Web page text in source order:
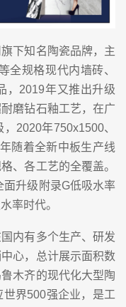
下知名陶瓷品牌，主
全规格现代内墙砖、
，2019年又推出升级
磨钻石釉工艺，在广
2020年750x1500、
随着全新中板生产线
、各工艺的全覆盖。
升级附录G低吸水率
率时代。
内有多个生产、研发
心，总计展示面积数
木齐的现代化大型陶
界500强企业，是工